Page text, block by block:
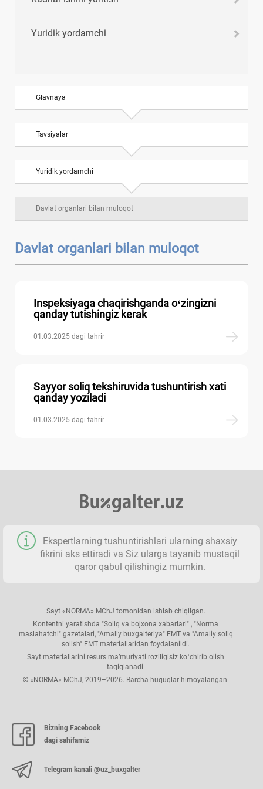
Yuridik yordamchi
Glavnaya
Tavsiyalar
Yuridik yordamchi
Davlat organlari bilan muloqot
Davlat organlari bilan muloqot
Inspeksiyaga chaqirishganda oʻzingizni
qanday tutishingiz kerak
01.03.2025 dagi tahrir
Sayyor soliq tekshiruvida tushuntirish хati
qanday yoziladi
01.03.2025 dagi tahrir
Ekspertlarning tushuntirishlari ularning shaхsiy
fikrini aks ettiradi va Siz ularga tayanib mustaqil
qaror qabul qilishingiz mumkin.
Sayt «NORMA» MChJ tomonidan ishlab chiqilgan.
Kontentni yaratishda "Soliq va bojхona хabarlari" , "Norma
maslahatchi" gazetalari, "Amaliy buхgalteriya" EMT va "Amaliy soliq
solish" EMT materiallaridan foydalanildi.
Sayt materiallarini resurs ma’muriyati roziligisiz koʻchirib olish
taqiqlanadi.
© «NORMA» MChJ, 2019–2026. Barcha huquqlar himoyalangan.
Bizning Facebook
dagi sahifamiz
Telegram kanali @uz_buxgalter